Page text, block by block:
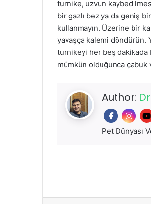
turnike, uzvun
bir gazlı bez ya da geniş
kullanmayın. Üzerine bir
yavaşça kalemi döndürün.
turnikeyi her beş dakikada
mümkün olduğunca
Author:
Pet Dünyası